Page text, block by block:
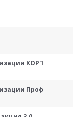
КОРП
Проф